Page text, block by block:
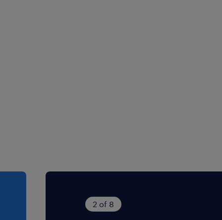
de novos processos e
pertinentes de maneira
2 of 8